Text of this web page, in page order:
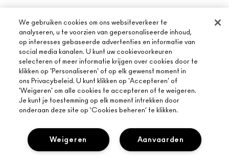
ONS VERHAAL
ARTISTIEK
ONLINE SHOPPEN
We gebruiken cookies om ons websiteverkeer te
analyseren, u te voorzien van gepersonaliseerde inhoud,
op interesses gebaseerde advertenties en informatie van
social media kanalen. U kunt uw cookievoorkeuren
selecteren of meer informatie krijgen over cookies door te
klikken op 'Personaliseren' of op elk gewenst moment in
ons Privacybeleid. U kunt klikken op 'Accepteren' of
'Weigeren' om alle cookies te accepteren of te weigeren.
Je kunt je toestemming op elk moment intrekken door
onderaan deze site op ‘Cookies beheren’ te klikken.
Aanvaarden
Weigeren